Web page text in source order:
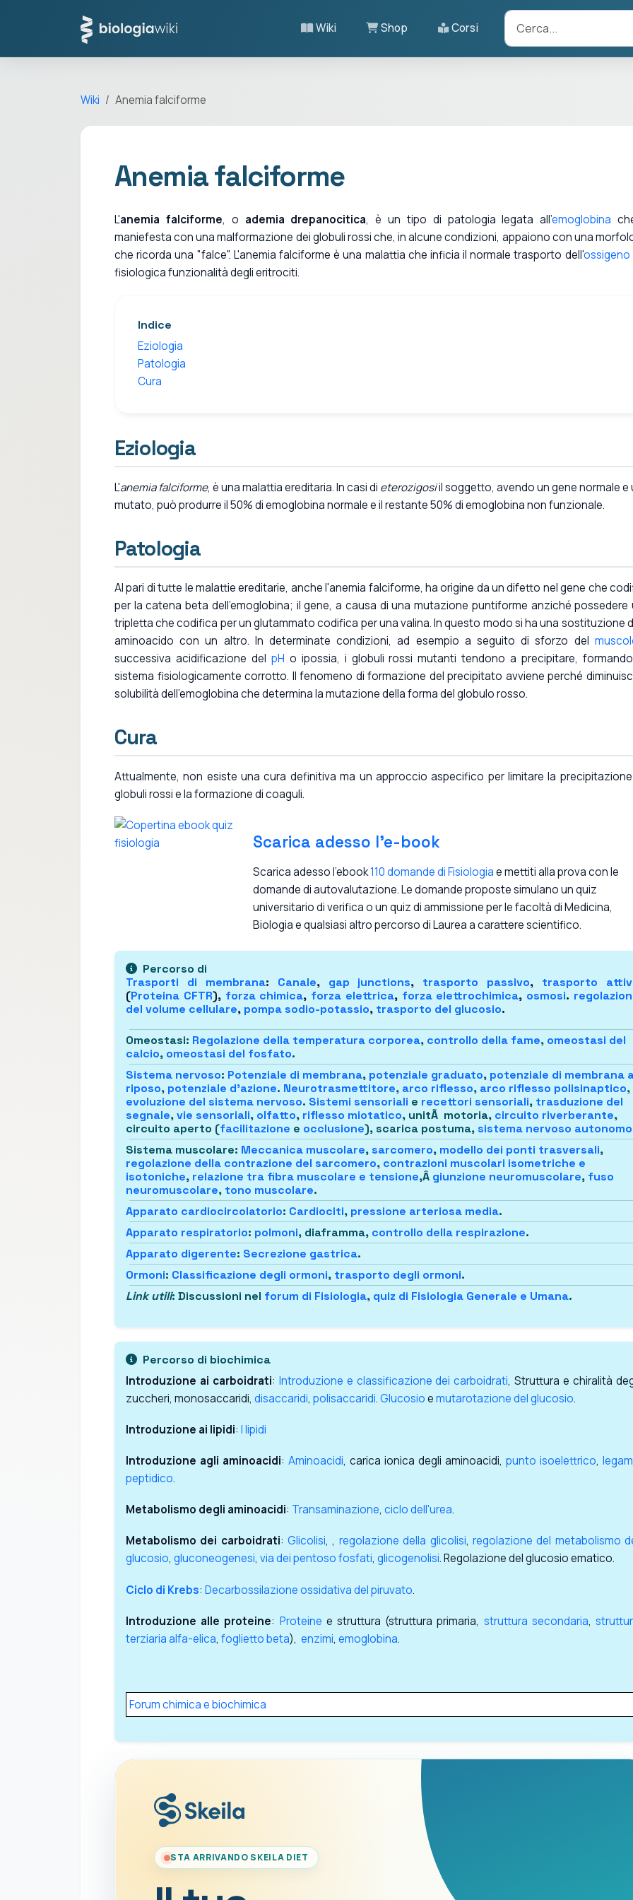
Wiki Shop Corsi
Wiki Anemia falciforme
Anemia falciforme
L'anemia falciforme, o ademia drepanocitica, è un tipo di patologia legata all'emoglobina
maniefesta con una malformazione dei globuli rossi che, in alcune condizioni, appaiono con una
che ricorda una "falce". L'anemia falciforme è una malattia che inficia il normale trasporto dell'ossigeno
fisiologica funzionalità degli eritrociti.
Indice
Eziologia
Patologia
Cura
Eziologia
L'anemia falciforme, è una malattia ereditaria. In casi di eterozigosiil soggetto, avendo un gene normale e
mutato, può produrre il 50% di emoglobina normale e il restante 50% di emoglobina non funzionale.
Patologia
Al pari di tutte le malattie ereditarie, anche l'anemia falciforme, ha origine da un difetto nel gene che
per la catena beta dell'emoglobina; il gene, a causa di una mutazione puntiforme anziché possedere
tripletta che codifica per un glutammato codifica per una valina. In questo modo si ha una sostituzione
aminoacido con un altro. In determinate condizioni, ad esempio a seguito di sforzo del
successiva acidificazione del pH o ipossia, i globuli rossi mutanti tendono a precipitare,
sistema fisiologicamente corrotto. Il fenomeno di formazione del precipitato avviene perché
solubilità dell'emoglobina che determina la mutazione della forma del globulo rosso.
Cura
Attualmente, non esiste una cura definitiva ma un approccio aspecifico per limitare la
globuli rossi e la formazione di coaguli.
Scarica adesso l'e-book
Scarica adesso l'ebook110 domande di Fisiologiae mettiti alla prova con le
domande di autovalutazione. Le domande proposte simulano un quiz
universitario di verifica o un quiz di ammissione per le facoltà di Medicina,
Biologia e qualsiasi altro percorso di Laurea a carattere scientifico.
Percorso di
Trasporti di membrana: Canale, gap junctions, trasporto passivo, trasporto
(Proteina CFTR), forza chimica, forza elettrica, forza elettrochimica, osmosi.
del volume cellulare, pompa sodio-potassio, trasporto del glucosio.
Omeostasi: Regolazione della temperatura corporea, controllo della fame, omeostasi del
calcio, omeostasi del fosfato.
Sistema nervoso: Potenziale di membrana, potenziale graduato, potenziale di membrana
riposo, potenziale d'azione. Neurotrasmettitore, arco riflesso, arco riflesso polisinaptico,
evoluzione del sistema nervoso. Sistemi sensoriali e recettori sensoriali, trasduzione del
segnale,vie sensoriali, olfatto, riflesso miotatico, unitÃ motoria, circuito riverberante,
circuito aperto (facilitazione e occlusione), scarica postuma, sistema nervoso autonomo
Sistema muscolare: Meccanica muscolare, sarcomero, modello dei ponti trasversali,
regolazione della contrazione del sarcomero, contrazioni muscolari isometriche e
isotoniche, relazione tra fibra muscolare e tensione,Â giunzione neuromuscolare, fuso
neuromuscolare, tono muscolare.
Apparato cardiocircolatorio: Cardiociti, pressione arteriosa media.
Apparato respiratorio: polmoni, diaframma, controllo della respirazione.
Apparato digerente: Secrezione gastrica.
Ormoni: Classificazione degli ormoni, trasporto degli ormoni.
Link utili: Discussioni nel forum di Fisiologia, quiz di Fisiologia Generale e Umana.
Percorso di biochimica
Introduzione ai carboidrati: Introduzione e classificazione dei carboidrati, Struttura e chiralità
zuccheri, monosaccaridi, disaccaridi, polisaccaridi.Glucosioemutarotazione del glucosio.
Introduzione ai lipidi: I lipidi
Introduzione agli aminoacidi: Aminoacidi, carica ionica degli aminoacidi, punto isoelettrico,
peptidico.
Metabolismo degli aminoacidi: Transaminazione, ciclo dell'urea.
Metabolismo dei carboidrati:Glicolisi, , regolazione della glicolisi, regolazione del metabolismo
glucosio, gluconeogenesi, via dei pentoso fosfati, glicogenolisi. Regolazione del glucosio ematico.
Ciclo di Krebs: Decarbossilazione ossidativa del piruvato.
Introduzione alle proteine: Proteine e struttura (struttura primaria, struttura secondaria,
terziariaalfa-elica, foglietto beta), enzimi, emoglobina.
Forum chimica e biochimica
STA ARRIVANDO SKEILA DIET